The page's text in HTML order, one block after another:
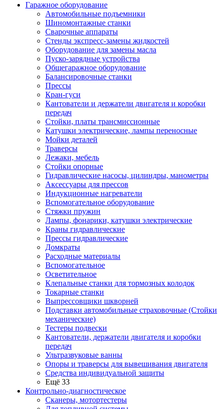
Гаражное оборудование
Автомобильные подъемники
Шиномонтажные станки
Сварочные аппараты
Стенды экспресс-замены жидкостей
Оборудование для замены масла
Пуско-зарядные устройства
Общегаражное оборудование
Балансировочные станки
Прессы
Кран-гуси
Кантователи и держатели двигателя и коробки
передач
Стойки, платы трансмиссионные
Катушки электрические, лампы переносные
Мойки деталей
Траверсы
Лежаки, мебель
Стойки опорные
Гидравлические насосы, цилиндры, манометры
Аксессуары для прессов
Индукционные нагреватели
Вспомогательное оборудование
Стяжки пружин
Лампы, фонарики, катушки электрические
Краны гидравлические
Прессы гидравлические
Домкраты
Расходные материалы
Вспомогательное
Осветительное
Клепальные станки для тормозных колодок
Токарные станки
Выпрессовщики шкворней
Подставки автомобильные страховочные (Стойки
механические)
Тестеры подвески
Кантователи, держатели двигателя и коробки
передач
Ультразвуковые ванны
Опоры и траверсы для вывешивания двигателя
Средства индивидуальной защиты
Ещё 33
Контрольно-диагностическое
Сканеры, мотортестеры